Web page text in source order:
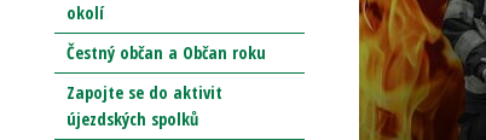
okolí
Čestný občan a Občan roku
Zapojte se do aktivit
újezdských spolků